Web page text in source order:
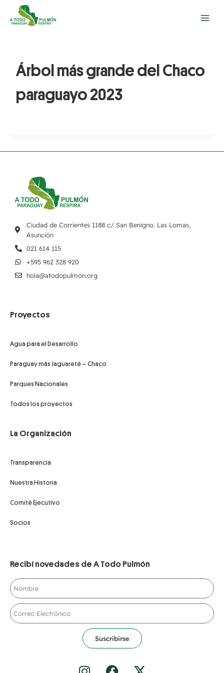
Árbol más grande del Chaco
paraguayo 2023
Ciudad de Corrientes 1188 c/ San Benigno. Las Lomas,
Asunción
021 614 115
+595 962 328 920
hola@atodopulmon.org
Proyectos
Agua para el Desarrollo
Paraguay más Jaguareté – Chaco
Parques Nacionales
Todos los proyectos
La Organización
Transparencia
Nuestra Historia
Comité Ejecutivo
Socios
Recibí novedades de A Todo Pulmón
Suscribirse